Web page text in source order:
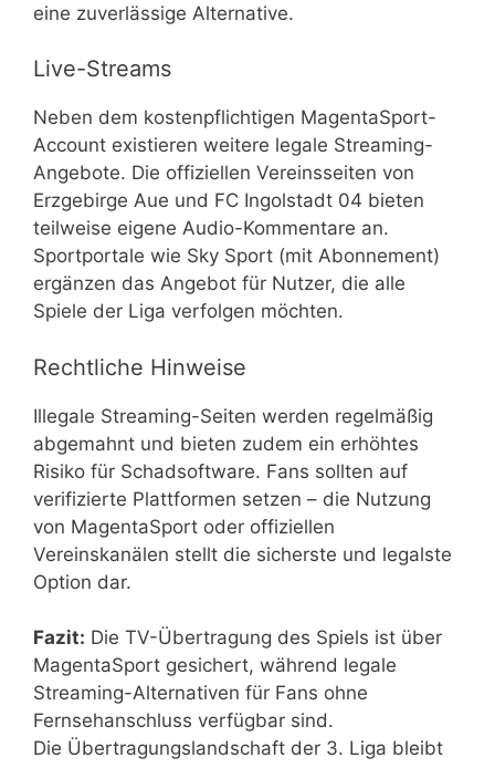
eine zuverlässige Alternative.
Live-Streams
Neben dem kostenpflichtigen MagentaSport-
Account existieren weitere legale Streaming-
Angebote. Die offiziellen Vereinsseiten von
Erzgebirge Aue und FC Ingolstadt 04 bieten
teilweise eigene Audio-Kommentare an.
Sportportale wie Sky Sport (mit Abonnement)
ergänzen das Angebot für Nutzer, die alle
Spiele der Liga verfolgen möchten.
Rechtliche Hinweise
Illegale Streaming-Seiten werden regelmäßig
abgemahnt und bieten zudem ein erhöhtes
Risiko für Schadsoftware. Fans sollten auf
verifizierte Plattformen setzen – die Nutzung
von MagentaSport oder offiziellen
Vereinskanälen stellt die sicherste und legalste
Option dar.
Fazit: Die TV-Übertragung des Spiels ist über
MagentaSport gesichert, während legale
Streaming-Alternativen für Fans ohne
Fernsehanschluss verfügbar sind.
Die Übertragungslandschaft der 3. Liga bleibt